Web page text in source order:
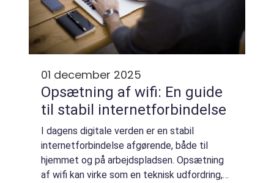
01 december 2025
Opsætning af wifi: En guide
til stabil internetforbindelse
I dagens digitale verden er en stabil
internetforbindelse afgørende, både til
hjemmet og på arbejdspladsen. Opsætning
af wifi kan virke som en teknisk udfordring,